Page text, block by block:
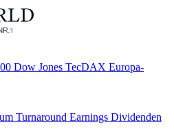
Dow Jones TecDAX Europa-
Turnaround Earnings Dividenden